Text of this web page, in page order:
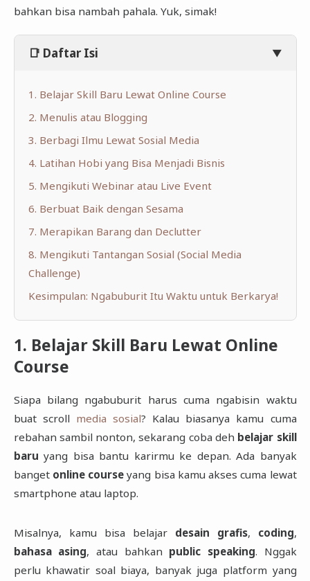
bahkan bisa nambah pahala. Yuk, simak!
📑 Daftar Isi ▼
1. Belajar Skill Baru Lewat Online Course
2. Menulis atau Blogging
3. Berbagi Ilmu Lewat Sosial Media
4. Latihan Hobi yang Bisa Menjadi Bisnis
5. Mengikuti Webinar atau Live Event
6. Berbuat Baik dengan Sesama
7. Merapikan Barang dan Declutter
8. Mengikuti Tantangan Sosial (Social Media
Challenge)
Kesimpulan: Ngabuburit Itu Waktu untuk Berkarya!
1. Belajar Skill Baru Lewat Online
Course
Siapa bilang ngabuburit harus cuma ngabisin waktu
buat scroll media sosial? Kalau biasanya kamu cuma
rebahan sambil nonton, sekarang coba deh belajar skill
baru yang bisa bantu karirmu ke depan. Ada banyak
banget online course yang bisa kamu akses cuma lewat
smartphone atau laptop.
Misalnya, kamu bisa belajar desain grafis, coding,
bahasa asing, atau bahkan public speaking. Nggak
perlu khawatir soal biaya, banyak juga platform yang